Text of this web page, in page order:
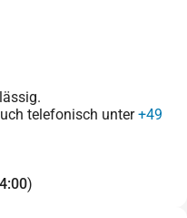
telefonisch unter+49
)